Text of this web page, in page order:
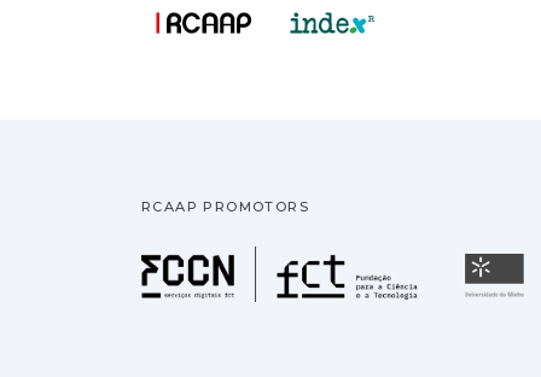
RCAAP PROMOTORS
Fundação